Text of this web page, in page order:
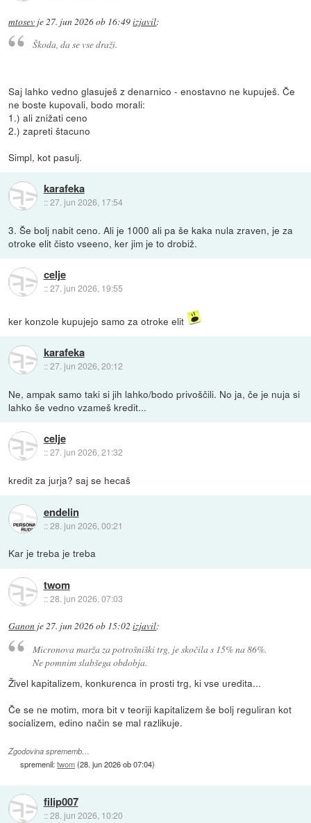
mtosev je 27. jun 2026 ob 16:49izjavil:
Škoda, da se vse draži.
Saj lahko vedno glasuješ z denarnico - enostavno ne kupuješ. Če
ne boste kupovali, bodo morali:
1.) ali znižati ceno
2.) zapreti štacuno
Simpl, kot pasulj.
karafeka
::27. jun 2026, 17:54
3. Še bolj nabit ceno. Ali je 1000 ali pa še kaka nula zraven, je za
otroke elit čisto vseeno, ker jim je to drobiž.
celje
::27. jun 2026, 19:55
ker konzole kupujejo samo za otroke elit
karafeka
::27. jun 2026, 20:12
Ne, ampak samo taki si jih lahko/bodo privoščili. No ja, če je nuja si
lahko še vedno vzameš kredit...
celje
::27. jun 2026, 21:32
kredit za jurja? saj se hecaš
endelin
::28. jun 2026, 00:21
Kar je treba je treba
twom
::28. jun 2026, 07:03
Ganon je27. jun 2026 ob 15:02 izjavil:
Micronova marža za potrošniški trg, je skočila s 15% na 86%.
Ne pomnim slabšega obdobja.
Živel kapitalizem, konkurenca in prosti trg, ki vse uredita...
Če se ne motim, mora bit v teoriji kapitalizem še bolj reguliran kot
socializem, edino način se mal razlikuje.
Zgodovina sprememb…
spremenil:twom(28. jun 2026 ob 07:04)
filip007
::28. jun 2026, 10:20